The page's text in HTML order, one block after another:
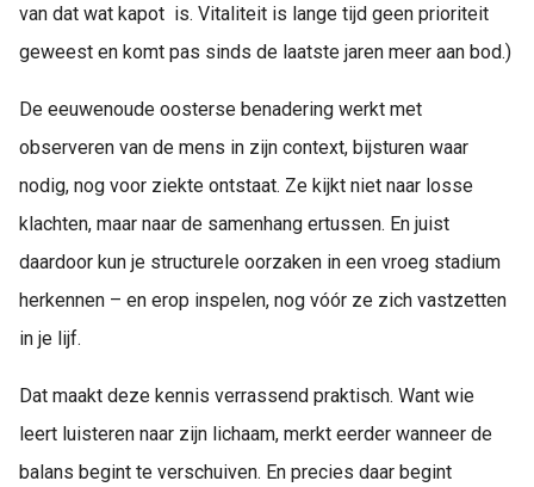
van dat wat kapot is. Vitaliteit is lange tijd geen prioriteit
geweest en komt pas sinds de laatste jaren meer aan bod.)
De eeuwenoude oosterse benadering werkt met
observeren van de mens in zijn context, bijsturen waar
nodig, nog voor ziekte ontstaat. Ze kijkt niet naar losse
klachten, maar naar de samenhang ertussen. En juist
daardoor kun je structurele oorzaken in een vroeg stadium
herkennen – en erop inspelen, nog vóór ze zich vastzetten
in je lijf.
Dat maakt deze kennis verrassend praktisch. Want wie
leert luisteren naar zijn lichaam, merkt eerder wanneer de
balans begint te verschuiven. En precies daar begint